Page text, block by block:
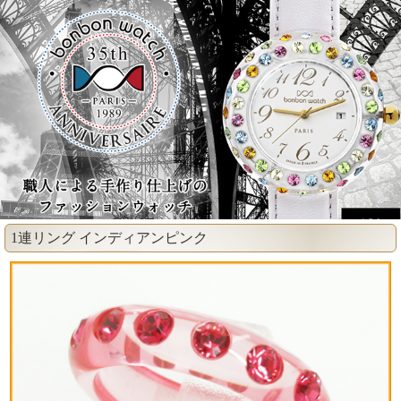
1連リング インディアンピンク